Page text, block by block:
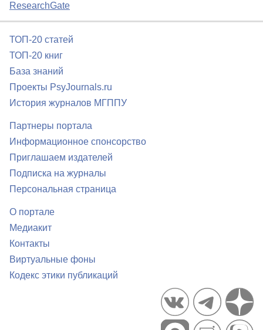
ResearchGate
ТОП-20 статей
ТОП-20 книг
База знаний
Проекты PsyJournals.ru
История журналов МГППУ
Партнеры портала
Информационное спонсорство
Приглашаем издателей
Подписка на журналы
Персональная страница
О портале
Медиакит
Контакты
Виртуальные фоны
Кодекс этики публикаций